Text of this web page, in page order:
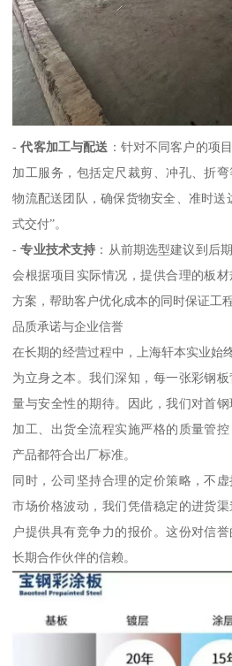
-代客加工与配送 ：针对不同客户的项
加工服务，包括定尺裁剪、冲孔、折
物流配送团队，确保货物安全、准时送
式交付”。
-专业技术支持 ：从前期选型建议到后
会根据项目实际情况，提供合理的板
方案，帮助客户优化成本的同时保证工程
品质承诺与企业信誉
在长期的经营过程中，上海轩本实业始
为立身之本。我们深知，每一张彩钢
量与安全性的期待。因此，我们对首钢
加工、出货全流程实施严格的质量管
产品都符合出厂标准。
同时，公司坚持合理的定价策略，不
市场价格波动，我们凭借稳定的进货
户提供具有竞争力的报价。这份对信
长期合作伙伴的信赖。